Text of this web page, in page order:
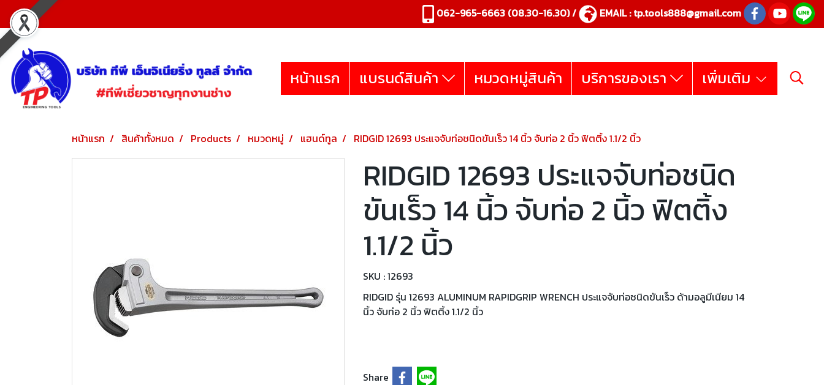
062-965-6663 (08.30-16.30) / EMAIL :tp.tools888@gmail.com
หน้าแรก แบรนด์สินค้า หมวดหมู่สินค้า บริการของเรา เพิ่มเติม
หน้าแรก สินค้าทั้งหมด Products หมวดหมู่ แฮนด์ทูล RIDGID 12693 ประแจจับท่อชนิดขันเร็ว 14 นิ้ว จับท่อ 2 นิ้ว ฟิตติ้ง 1.1/2 นิ้ว
RIDGID 12693 ประแจจับท่อชนิด
ขันเร็ว 14 นิ้ว จับท่อ 2 นิ้ว ฟิตติ้ง
1.1/2 นิ้ว
SKU : 12693
RIDGID รุ่น 12693 ALUMINUM RAPIDGRIP WRENCH ประแจจับท่อชนิดขันเร็ว ด้ามอลูมีเนียม 14
นิ้ว จับท่อ 2 นิ้ว ฟิตติ้ง 1.1/2 นิ้ว
Share